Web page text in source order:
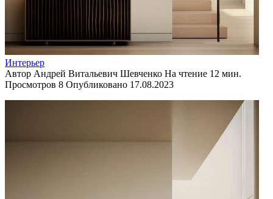
Интерьер
Автор Андрей Витальевич Шевченко На чтение 12 мин.
Просмотров 8 Опубликовано 17.08.2023